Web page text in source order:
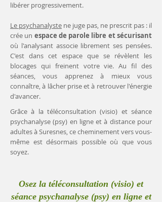
libérer progressivement.
Le psychanalyste ne juge pas, ne prescrit pas : il
crée un espace de parole libre et sécurisant
où l'analysant associe librement ses pensées.
C'est dans cet espace que se révèlent les
blocages qui freinent votre vie. Au fil des
séances, vous apprenez à mieux vous
connaître, à lâcher prise et à retrouver l'énergie
d'avancer.
Grâce à la téléconsultation (visio) et séance
psychanalyse (psy) en ligne et à distance pour
adultes à Suresnes, ce cheminement vers vous-
même est désormais possible où que vous
soyez.
Osez la téléconsultation (visio) et
séance psychanalyse (psy) en ligne et